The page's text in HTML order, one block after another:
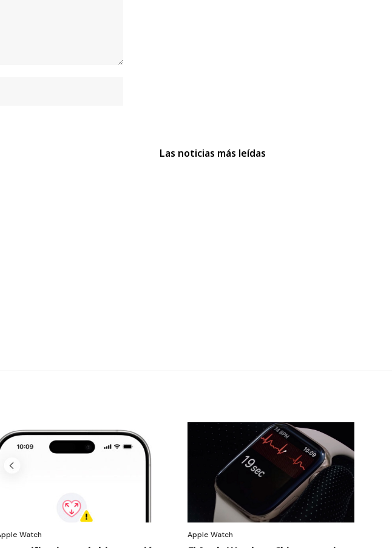
Las noticias más leídas
Watch Apple Watch